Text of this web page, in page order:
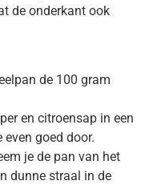
de onderkant ook
de 100 gram
en citroensap in een
goed door.
je de pan van het
dunne straal in de